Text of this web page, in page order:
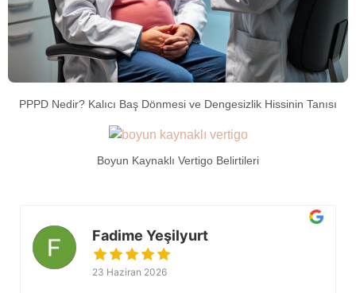
PPPD Nedir? Kalıcı Baş Dönmesi ve Dengesizlik Hissinin Tanısı
Boyun Kaynaklı Vertigo Belirtileri
Fadime Yeşilyurt
23 Haziran 2026